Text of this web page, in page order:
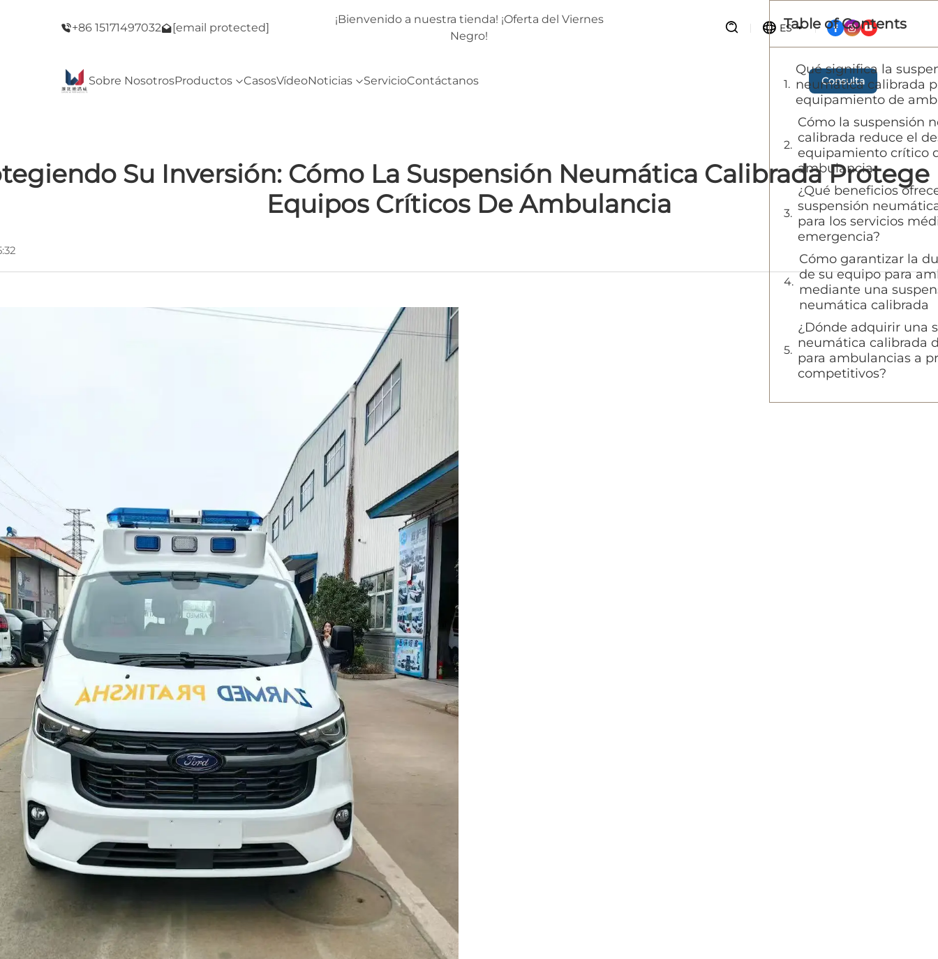
+86 15171497032 [email protected]
Negro!
¡Bienvenido a nuestra tienda! ¡Oferta del Viernes
Negro!
ES
Sobre NosotrosProductos CasosVídeoNoticias ServicioContáctanos Consulta
Su Inversión: Cómo La Suspensión Neumática Calibrada Protege
Equipos Críticos De Ambulancia
Table of Contents
Qué significa la
neumática calibrada
equipamiento de
Cómo la suspensión
calibrada reduce el
equipamiento crítico
ambulancia
¿Qué beneficios
suspensión
para los servicios
emergencia?
Cómo garantizar la
de su equipo para
mediante una
neumática calibrada
¿Dónde adquirir una
neumática calibrada
para ambulancias a
competitivos?